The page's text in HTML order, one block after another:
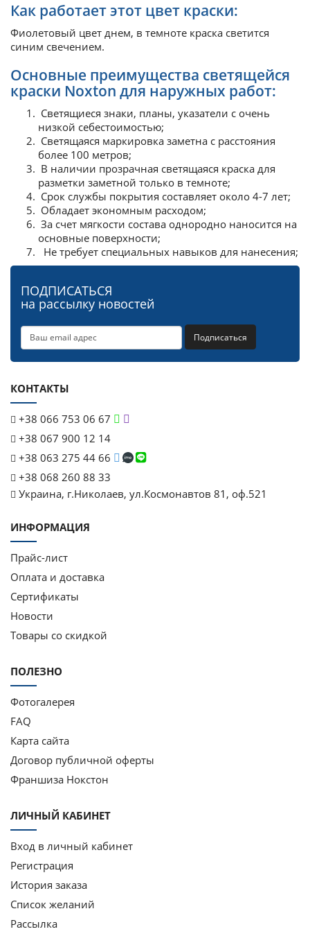
Как работает этот цвет краски:
Фиолетовый цвет днем, в темноте краска светится
синим свечением.
Основные преимущества светящейся
краски Noxton для наружных работ:
Светящиеся знаки, планы, указатели с очень
низкой себестоимостью;
Светящаяся маркировка заметна с расстояния
более 100 метров;
В наличии прозрачная светящаяся краска для
разметки заметной только в темноте;
Срок службы покрытия составляет около 4-7 лет;
Обладает экономным расходом;
За счет мягкости состава однородно наносится на
основные поверхности;
Не требует специальных навыков для нанесения;
ПОДПИСАТЬСЯ
на рассылку новостей
Подписаться
КОНТАКТЫ
+38 066 753 06 67
+38 067 900 12 14
+38 063 275 44 66
+38 068 260 88 33
Украина, г.Николаев, ул.Космонавтов 81, оф.521
ИНФОРМАЦИЯ
Прайс-лист
Оплата и доставка
Сертификаты
Новости
Товары со скидкой
ПОЛЕЗНО
Фотогалерея
FAQ
Карта сайта
Договор публичной оферты
Франшиза Нокстон
ЛИЧНЫЙ КАБИНЕТ
Вход в личный кабинет
Регистрация
История заказа
Список желаний
Рассылка